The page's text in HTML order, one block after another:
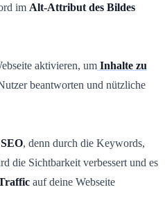
im Alt-Attribut des Bildes
aktivieren, um Inhalte zu
beantworten und nützliche
, denn durch die Keywords,
die Sichtbarkeit verbessert und es
auf deine Webseite